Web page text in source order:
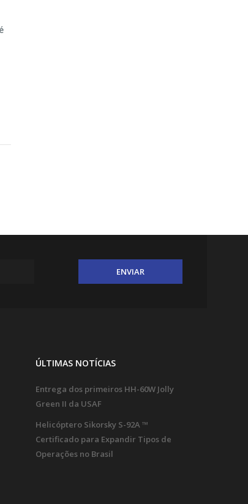
ÚLTIMAS NOTÍCIAS
Entrega dos primeiros HH-60W Jolly
Green II da USAF
Helicóptero Sikorsky S-92A ™
Certificado para Expandir Tipos de
Operações no Brasil